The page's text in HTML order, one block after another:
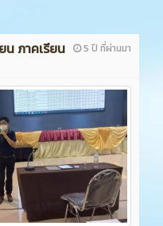
5 ปี ที่ผ่านมา
น ภาคเรียน